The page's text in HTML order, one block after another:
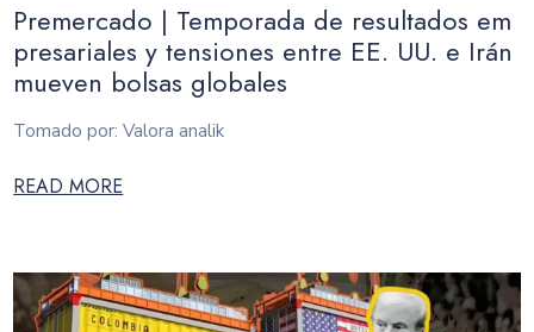
Premercado | Temporada de resultados em
presariales y tensiones entre EE. UU. e Irán
mueven bolsas globales
Tomado por: Valora analik
READ MORE